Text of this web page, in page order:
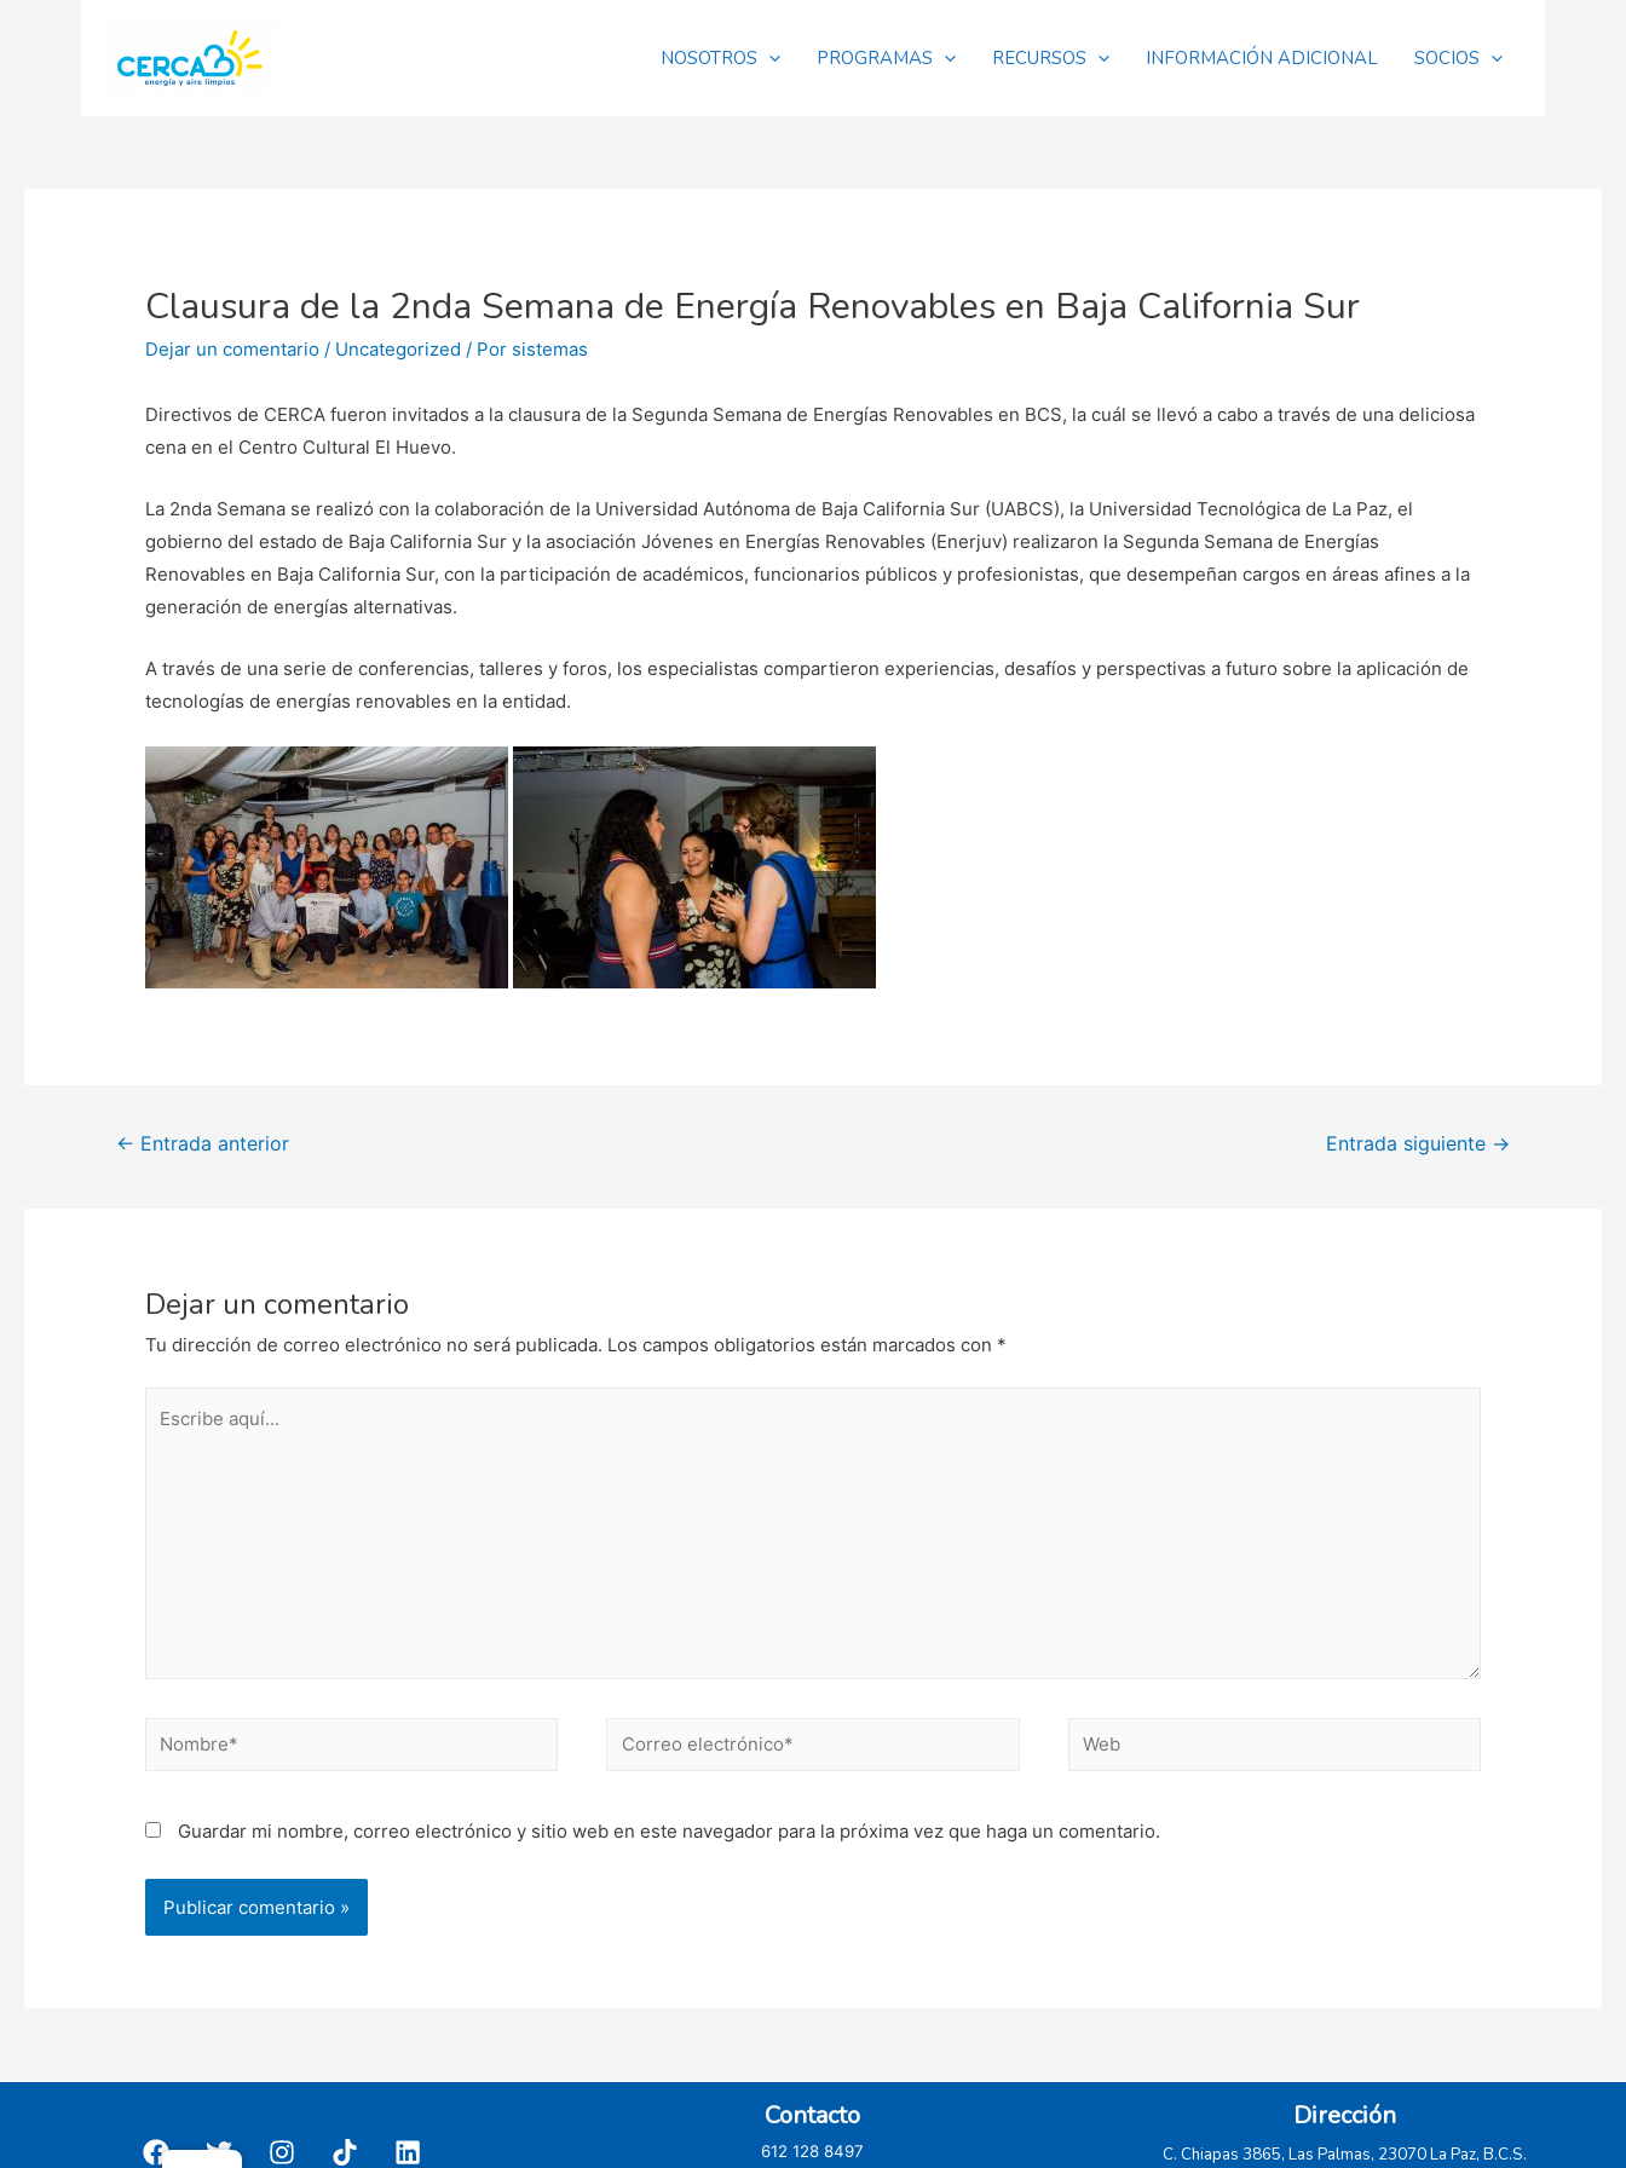
NOSOTROS PROGRAMAS RECURSOS INFORMACIÓN ADICIONAL SOCIOS
Clausura de la 2nda Semana de Energía Renovables en Baja California Sur
Dejar un comentario / Uncategorized / Por sistemas
Directivos de CERCA fueron invitados a la clausura de la Segunda Semana de Energías Renovables en BCS, la cuál se llevó a cabo a través de una deliciosa
cena en el Centro Cultural El Huevo.
La 2nda Semana se realizó con la colaboración de la Universidad Autónoma de Baja California Sur (UABCS), la Universidad Tecnológica de La Paz, el
gobierno del estado de Baja California Sur y la asociación Jóvenes en Energías Renovables (Enerjuv) realizaron la Segunda Semana de Energías
Renovables en Baja California Sur, con la participación de académicos, funcionarios públicos y profesionistas, que desempeñan cargos en áreas afines a la
generación de energías alternativas.
A través de una serie de conferencias, talleres y foros, los especialistas compartieron experiencias, desafíos y perspectivas a futuro sobre la aplicación de
tecnologías de energías renovables en la entidad.
Navegación
← Entrada anterior Entrada siguiente →
Dejar un comentario
Tu dirección de correo electrónico no será publicada. Los campos obligatorios están marcados con *
Nombre*
Correo
Web
Guardar mi nombre, correo electrónico y sitio web en este navegador para la próxima vez que haga un comentario.
Contacto
612 128 8497
Dirección
C. Chiapas 3865, Las Palmas, 23070 La Paz, B.C.S.